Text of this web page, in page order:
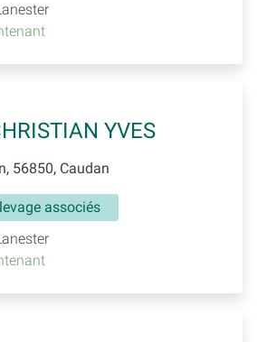
YVES
56850, Caudan
associés